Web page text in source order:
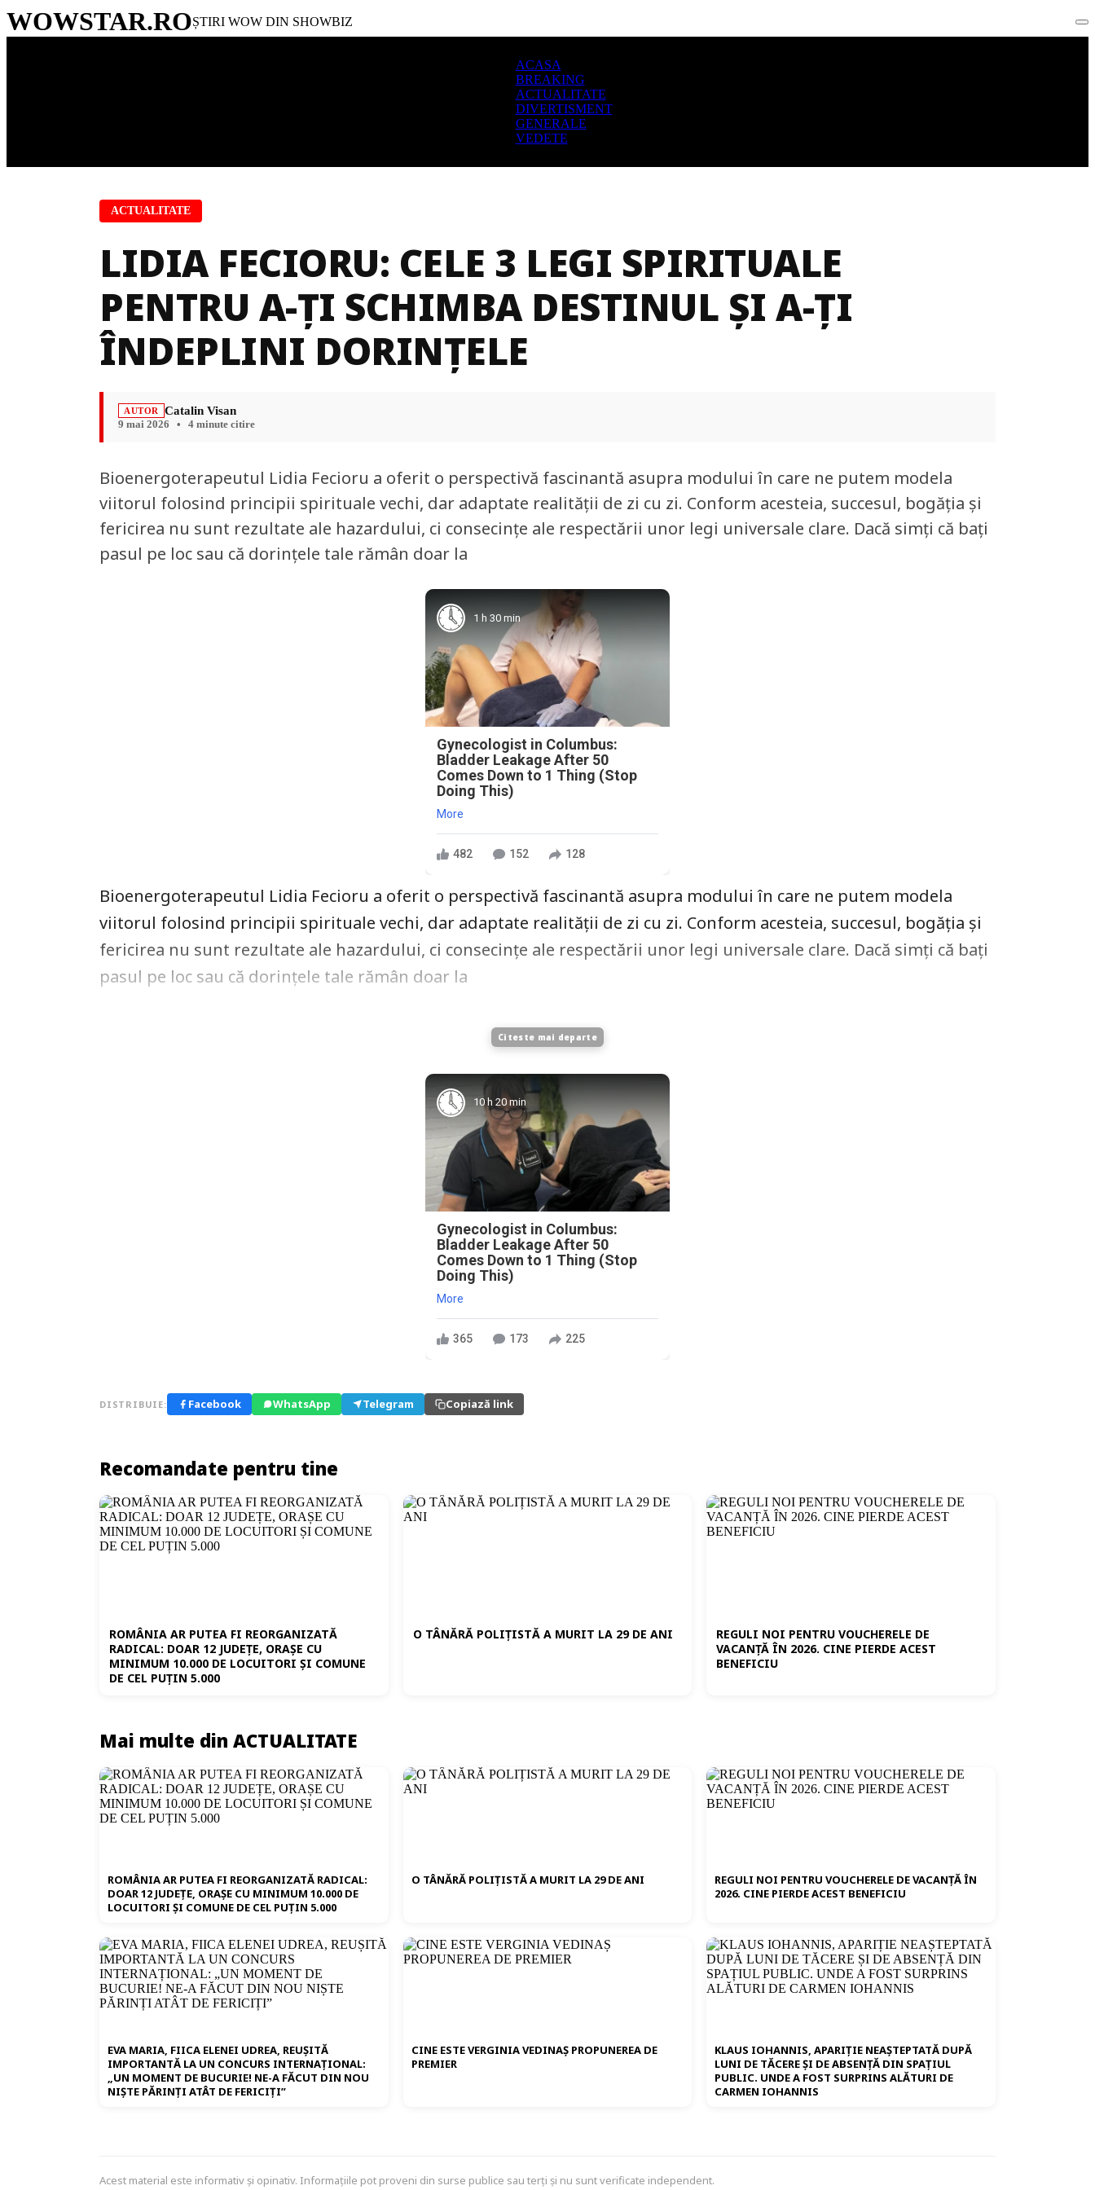
WOWSTAR.ROȘTIRI WOW DIN SHOWBIZ
ACASA
BREAKING
ACTUALITATE
DIVERTISMENT
GENERALE
VEDETE
ACTUALITATE
LIDIA FECIORU: CELE 3 LEGI SPIRITUALE
PENTRU A-ȚI SCHIMBA DESTINUL ȘI A-ȚI
ÎNDEPLINI DORINȚELE
AUTOR Catalin Visan
9 mai 2026 • 4 minute citire
Bioenergoterapeutul Lidia Fecioru a oferit o perspectivă fascinantă asupra modului în care ne putem modela
viitorul folosind principii spirituale vechi, dar adaptate realității de zi cu zi. Conform acesteia, succesul, bogăția și
fericirea nu sunt rezultate ale hazardului, ci consecințe ale respectării unor legi universale clare. Dacă simți că bați
pasul pe loc sau că dorințele tale rămân doar la
1 h 30 min
Gynecologist in Columbus:
Bladder Leakage After 50
Comes Down to 1 Thing (Stop
Doing This)
More
482 152 128
Bioenergoterapeutul Lidia Fecioru a oferit o perspectivă fascinantă asupra modului în care ne putem modela
viitorul folosind principii spirituale vechi, dar adaptate realității de zi cu zi. Conform acesteia, succesul, bogăția și
fericirea nu sunt rezultate ale hazardului, ci consecințe ale respectării unor legi universale clare. Dacă simți că bați
pasul pe loc sau că dorințele tale rămân doar la
Citeste mai departe
10 h 20 min
Gynecologist in Columbus:
Bladder Leakage After 50
Comes Down to 1 Thing (Stop
Doing This)
More
365 173 225
DISTRIBUIE: Facebook WhatsApp Telegram Copiază link
Recomandate pentru tine
ROMÂNIA AR PUTEA FI REORGANIZATĂ
RADICAL: DOAR 12 JUDEȚE, ORAȘE CU
MINIMUM 10.000 DE LOCUITORI ȘI COMUNE
DE CEL PUȚIN 5.000
O TÂNĂRĂ POLIȚISTĂ A MURIT LA 29 DE ANI
REGULI NOI PENTRU VOUCHERELE DE
VACANȚĂ ÎN 2026. CINE PIERDE ACEST
BENEFICIU
Mai multe din ACTUALITATE
ROMÂNIA AR PUTEA FI REORGANIZATĂ RADICAL:
DOAR 12 JUDEȚE, ORAȘE CU MINIMUM 10.000 DE
LOCUITORI ȘI COMUNE DE CEL PUȚIN 5.000
O TÂNĂRĂ POLIȚISTĂ A MURIT LA 29 DE ANI
REGULI NOI PENTRU VOUCHERELE DE VACANȚĂ ÎN
2026. CINE PIERDE ACEST BENEFICIU
EVA MARIA, FIICA ELENEI UDREA, REUȘITĂ
IMPORTANTĂ LA UN CONCURS INTERNAȚIONAL:
„UN MOMENT DE BUCURIE! NE-A FĂCUT DIN NOU
NIȘTE PĂRINȚI ATÂT DE FERICIȚI”
CINE ESTE VERGINIA VEDINAȘ PROPUNEREA DE
PREMIER
KLAUS IOHANNIS, APARIȚIE NEAȘTEPTATĂ DUPĂ
LUNI DE TĂCERE ȘI DE ABSENȚĂ DIN SPAȚIUL
PUBLIC. UNDE A FOST SURPRINS ALĂTURI DE
CARMEN IOHANNIS
Acest material este informativ și opinativ. Informațiile pot proveni din surse publice sau terți și nu sunt verificate independent.